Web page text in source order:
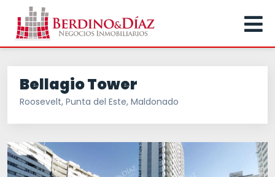
Bellagio Tower
Roosevelt, Punta del Este, Maldonado